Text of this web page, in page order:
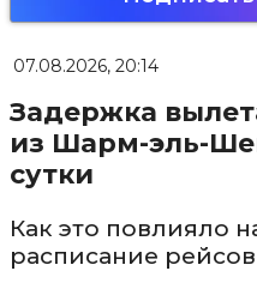
07.08.2026, 20:14
Задержка
из Шарм-эль-
сутки
Как это повлияло
расписание